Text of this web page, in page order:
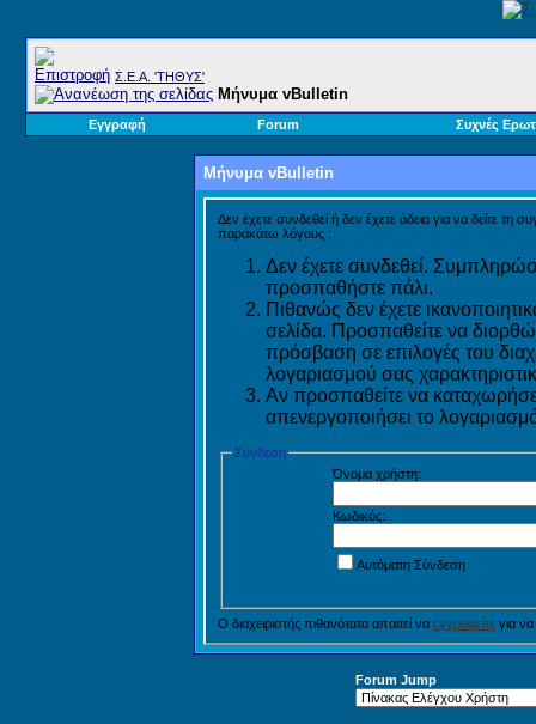
Σ.E.A. 'ΤΗΘΥΣ'
Μήνυμα vBulletin
Εγγραφή Forum Συχνές
Μήνυμα vBulletin
Δεν έχετε συνδεθεί ή δεν έχετε άδεια για να δείτε τη
παρακάτω λόγους :
Δεν έχετε συνδεθεί.
προσπαθήστε πάλι.
Πιθανώς δεν έχετε
σελίδα. Προσπαθείτε να
πρόσβαση σε επιλογές του
λογαριασμού σας
Αν προσπαθείτε να
απενεργοποιήσει το
Σύνδεση
Όνομα χρήστη:
Κωδικός:
Αυτόματη Σύνδεση
Ο διαχειριστής πιθανότατα απαιτεί να εγγραφείτε για
Forum Jump